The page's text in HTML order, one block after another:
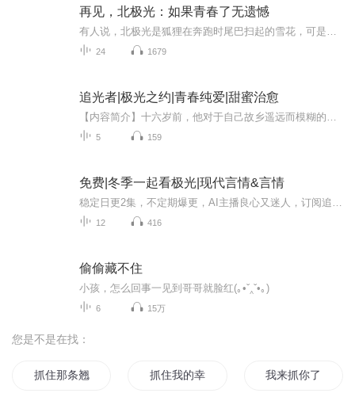
再见，北极光：如果青春了无遗憾
24 1679
追光者|极光之约|青春纯爱|甜蜜治愈
5 159
免费|冬季一起看极光|现代言情&言情
12 416
偷偷藏不住
小孩，怎么回事一见到哥哥就脸红(｡•ˇ‸ˇ•｡)
6 15万
您是不是在找：
抓住那条翘起红尾的鱼 抓住我的幸福 我来抓你了